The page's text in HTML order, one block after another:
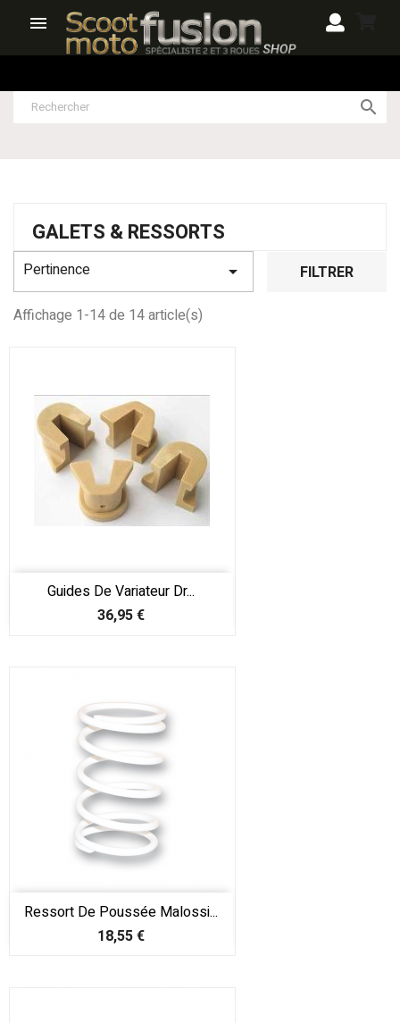


GALETS & RESSORTS
Pertinence  FILTRER
Affichage 1-14 de 14 article(s)
Guides De Variateur Dr...
Prix
36,95 €
Ressort De Poussée Malossi...
Prix
18,55 €